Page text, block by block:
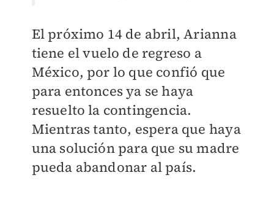
El próximo 14 de abril, Arianna
tiene el vuelo de regreso a
México, por lo que confió que
para entonces ya se haya
resuelto la contingencia.
Mientras tanto, espera que haya
una solución para que su madre
pueda abandonar al país.